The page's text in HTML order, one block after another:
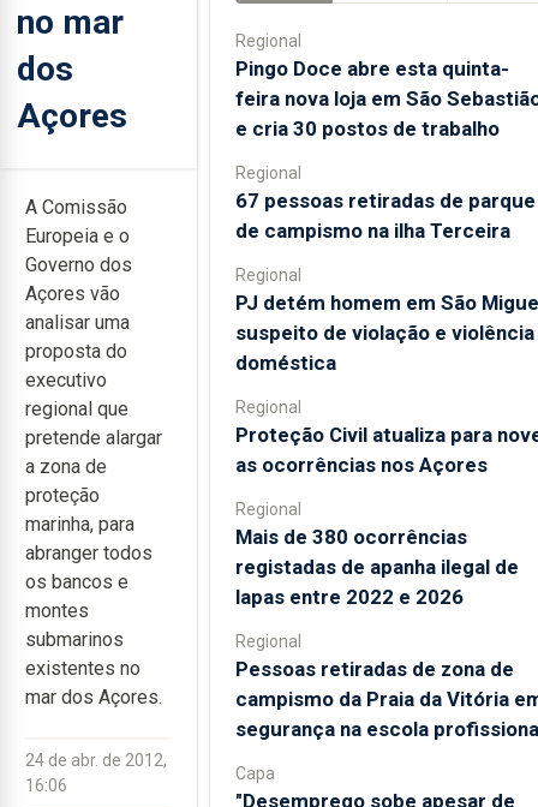
no mar
dos
Açores
A Comissão
Europeia e o
Governo dos
Açores vão
analisar uma
proposta do
executivo
regional que
pretende alargar
a zona de
proteção
marinha, para
abranger todos
os bancos e
montes
submarinos
existentes no
mar dos Açores.
24 de abr. de 2012,
16:06
Regional
Pingo Doce abre esta quinta-
feira nova loja em São
e cria 30 postos de trabalho
Regional
67 pessoas retiradas de parque
de campismo na ilha Terceira
Regional
PJ detém homem em São
suspeito de violação e violência
doméstica
Regional
Proteção Civil atualiza para
as ocorrências nos Açores
Regional
Mais de 380 ocorrências
registadas de apanha ilegal de
lapas entre 2022 e 2026
Regional
Pessoas retiradas de zona de
campismo da Praia da Vitória
segurança na escola
Capa
"Desemprego sobe apesar de